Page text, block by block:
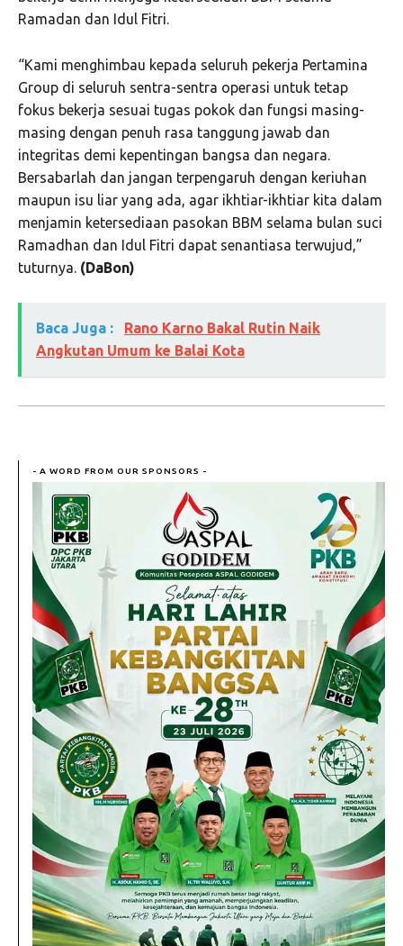
Ramadan dan Idul Fitri.
“Kami menghimbau kepada seluruh pekerja Pertamina
Group di seluruh sentra-sentra operasi untuk tetap
fokus bekerja sesuai tugas pokok dan fungsi masing-
masing dengan penuh rasa tanggung jawab dan
integritas demi kepentingan bangsa dan negara.
Bersabarlah dan jangan terpengaruh dengan keriuhan
maupun isu liar yang ada, agar ikhtiar-ikhtiar kita dalam
menjamin ketersediaan pasokan BBM selama bulan suci
Ramadhan dan Idul Fitri dapat senantiasa terwujud,”
tuturnya. (DaBon)
Baca Juga :
Rano Karno Bakal Rutin Naik
Angkutan Umum ke Balai Kota
- A WORD FROM OUR SPONSORS -